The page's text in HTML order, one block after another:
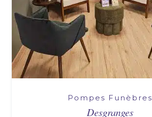
Pompes Funèbres
Desgranges